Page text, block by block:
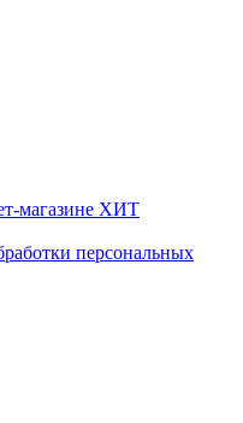
магазине ХИТ
персональных